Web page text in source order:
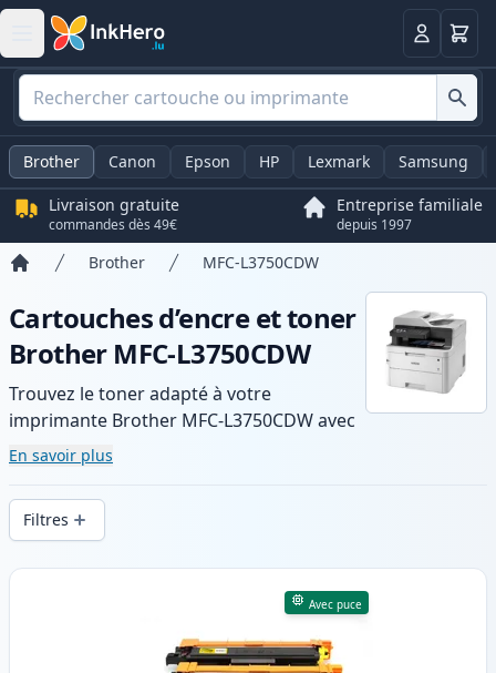
Panier
Brother Canon Epson HP Lexmark Samsung
Livraison gratuite
commandes dès 49€
Entreprise familiale
depuis 1997
Brother MFC-L3750CDW
Cartouches d’encre et toner
Brother MFC-L3750CDW
Trouvez le toner adapté à votre
imprimante Brother MFC-L3750CDW avec
notre gamme de cartouches compatibles
et haute capacité. Profitez d’une qualité
d’impression constante et d’une livraison
rapide depuis un stock local en .
En savoir plus
Filtres
Produits
Avec puce